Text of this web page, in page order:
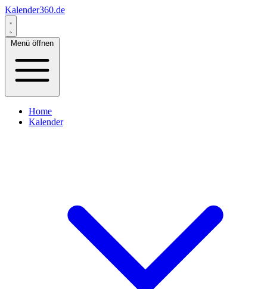
Kalender360.de
Menü öffnen
Home
Kalender